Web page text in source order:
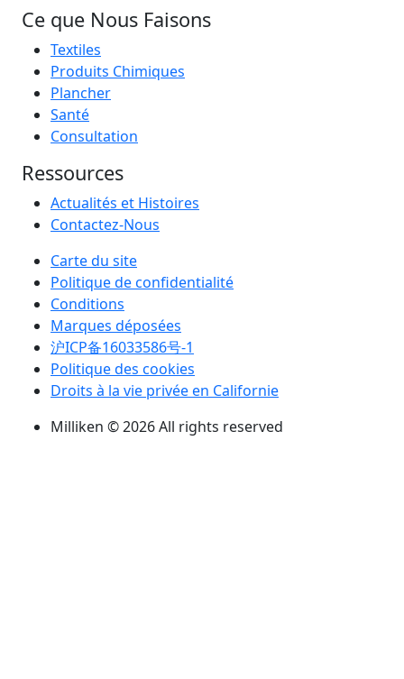
Ce que Nous Faisons
Textiles
Produits Chimiques
Plancher
Santé
Consultation
Ressources
Actualités et Histoires
Contactez-Nous
Carte du site
Politique de confidentialité
Conditions
Marques déposées
沪ICP备16033586号-1
Politique des cookies
Droits à la vie privée en Californie
Milliken © 2026 All rights reserved